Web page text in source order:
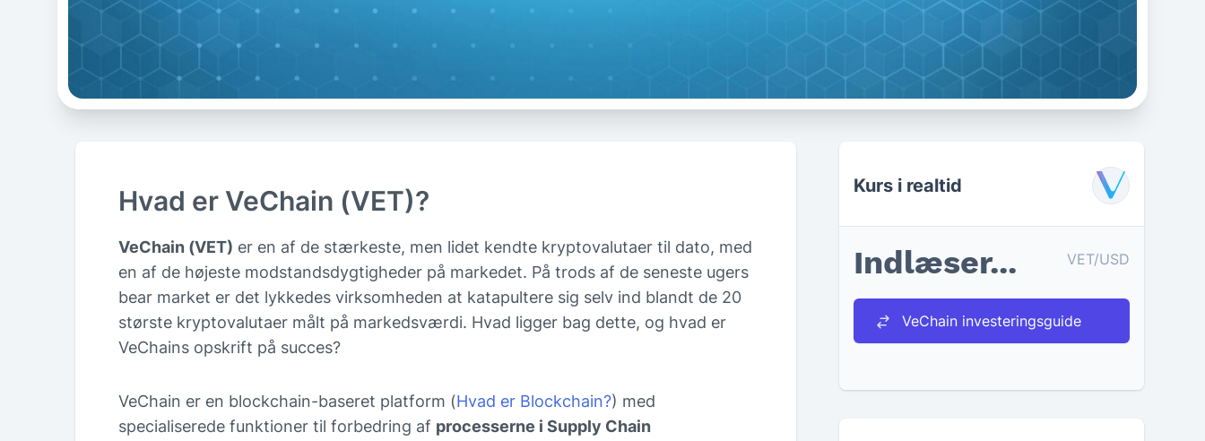
Hvad er VeChain (VET)?
VeChain (VET) er en af de stærkeste, men lidet kendte kryptovalutaer til dato, med
en af de højeste modstandsdygtigheder på markedet. På trods af de seneste ugers
bear market er det lykkedes virksomheden at katapultere sig selv ind blandt de 20
største kryptovalutaer målt på markedsværdi. Hvad ligger bag dette, og hvad er
VeChains opskrift på succes?
VeChain er en blockchain-baseret platform (Hvad er Blockchain?) med
specialiserede funktioner til forbedring af processerne i Supply Chain
Kurs i realtid
Indlæser... VET/USD
VeChain investeringsguide